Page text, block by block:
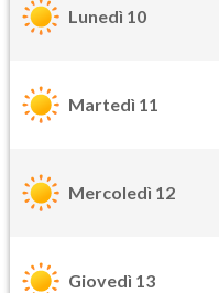
Lunedì 10
Martedì 11
Mercoledì 12
Giovedì 13